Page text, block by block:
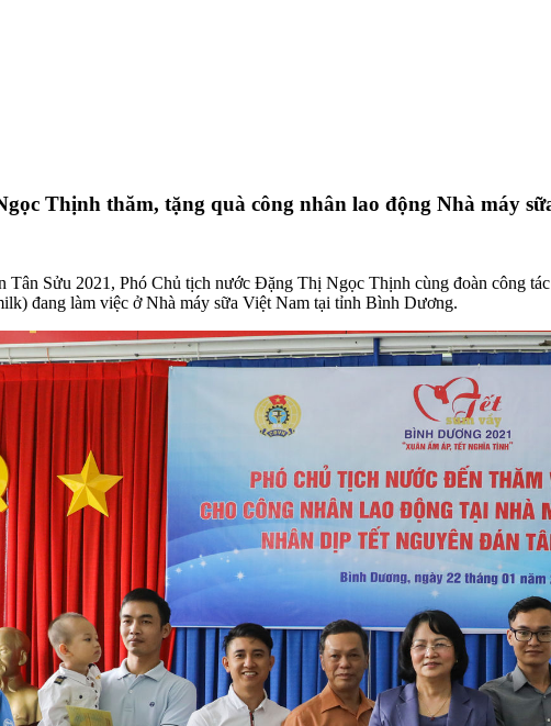
Thịnh thăm, tặng quà công nhân lao động Nhà máy
Tân Sửu 2021, Phó Chủ tịch nước Đặng Thị Ngọc Thịnh cùng đoàn công
đang làm việc ở Nhà máy sữa Việt Nam tại tỉnh Bình Dương.